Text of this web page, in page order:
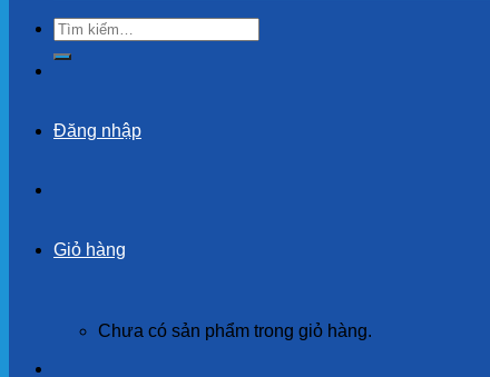
Tìm
kiếm:
Đăng nhập
Giỏ hàng
Chưa có sản phẩm trong giỏ hàng.